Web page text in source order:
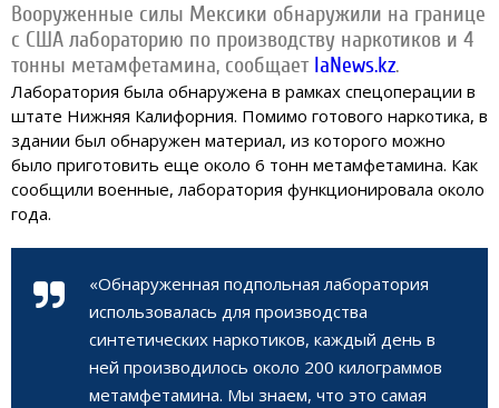
Вооруженные силы Мексики обнаружили на границе
с США лабораторию по производству наркотиков и 4
тонны метамфетамина, сообщает IaNews.kz.
Лаборатория была обнаружена в рамках спецоперации в
штате Нижняя Калифорния. Помимо готового наркотика, в
здании был обнаружен материал, из которого можно
было приготовить еще около 6 тонн метамфетамина. Как
сообщили военные, лаборатория функционировала около
года.
«Обнаруженная подпольная лаборатория
использовалась для производства
синтетических наркотиков, каждый день в
ней производилось около 200 килограммов
метамфетамина. Мы знаем, что это самая